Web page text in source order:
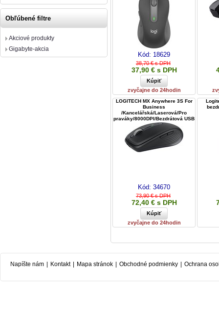
Obľúbené filtre
Akciové produkty
Gigabyte-akcia
Kód: 18629
38,70 € s DPH
37,90 € s DPH
zvyčajne do 24hodin
LOGITECH MX Anywhere 3S For
Business
/Kancelářská/Laserová/Pro
praváky/8000DPI/Bezdrátová USB
+ Blue
Kód: 34670
73,90 € s DPH
72,40 € s DPH
zvyčajne do 24hodin
Napíšte nám Kontakt Mapa stránok Obchodné podmienky Ochrana